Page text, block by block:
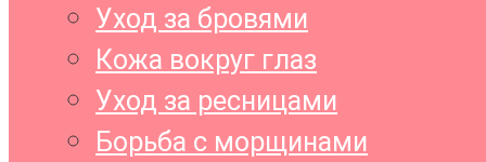
Уход за бровями
Кожа вокруг глаз
Уход за ресницами
Борьба с морщинами